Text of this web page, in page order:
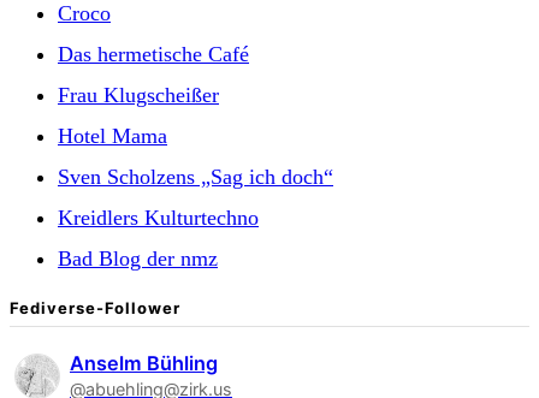
Croco
Das hermetische Café
Frau Klugscheißer
Hotel Mama
Sven Scholzens „Sag ich doch“
Kreidlers Kulturtechno
Bad Blog der nmz
Fediverse-Follower
Anselm Bühling
@abuehling@zirk.us